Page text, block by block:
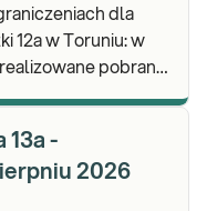
dla
pobrania
13a -
2026